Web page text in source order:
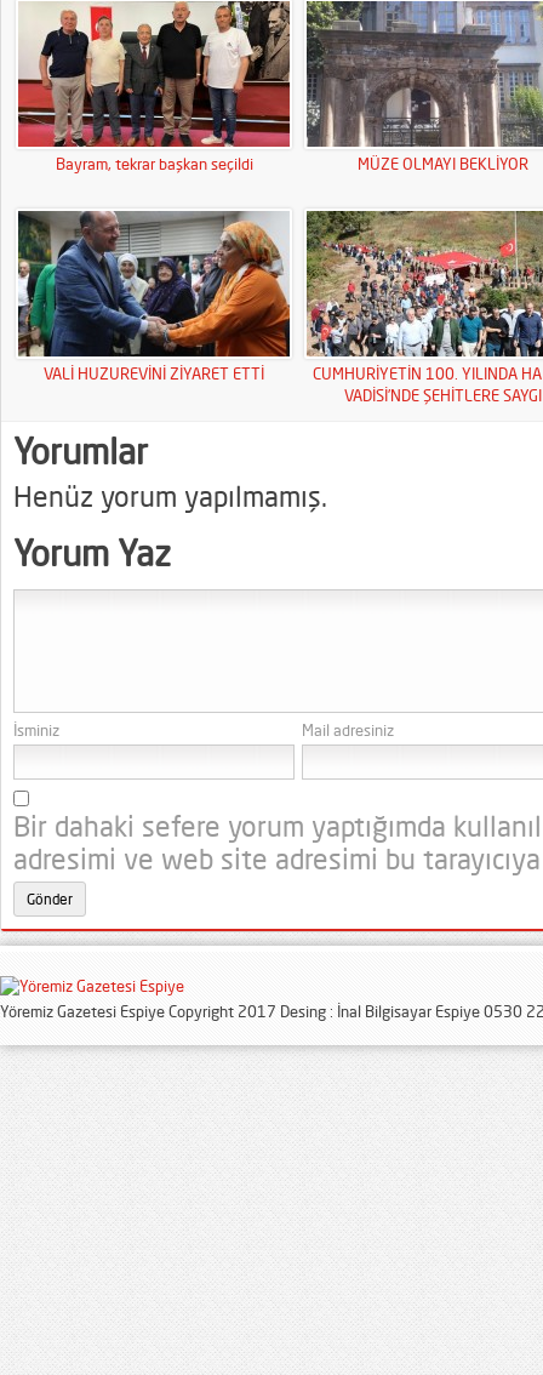
Bayram, tekrar başkan seçildi MÜZE OLMAYI BEKLİYOR
VALİ HUZUREVİNİ ZİYARET ETTİ
CUMHURİYETİN 100. YILINDA
VADİSİ’NDE ŞEHİTLERE SAYGI
Yorumlar
Henüz yorum yapılmamış.
Yorum Yaz
İsminiz Mail adresiniz
Bir dahaki sefere yorum yaptığımda
adresimi ve web site adresimi bu
Yöremiz Gazetesi Espiye Copyright 2017 Desing : İnal Bilgisayar Espiye 0530